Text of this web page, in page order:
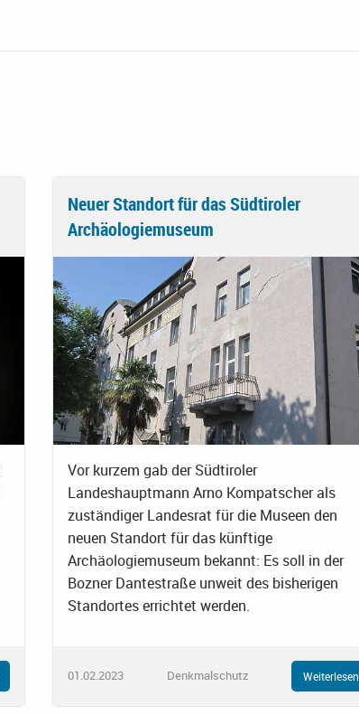
Neuer Standort für das Südtiroler
Archäologiemuseum
Vor kurzem gab der Südtiroler
Landeshauptmann Arno Kompatscher als
zuständiger Landesrat für die Museen den
neuen Standort für das künftige
Archäologiemuseum bekannt: Es soll in der
Bozner Dantestraße unweit des bisherigen
Standortes errichtet werden.
01.02.2023 Denkmalschutz Weiterlesen